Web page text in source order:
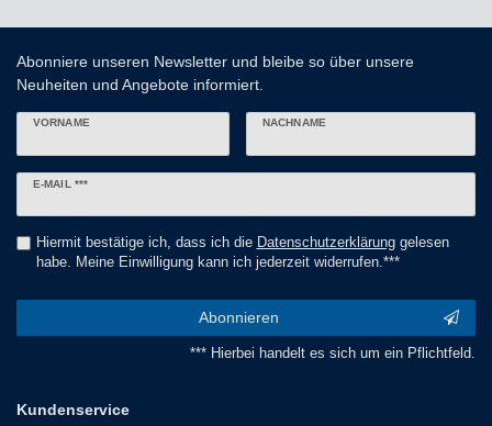
Abonniere unseren Newsletter und bleibe so über unsere
Neuheiten und Angebote informiert.
VORNAME NACHNAME
E-MAIL ***
Newsletter
Hiermit bestätige ich, dass ich die Daten­schutz­erklärunggelesen
habe. Meine Einwilligung kann ich jederzeit widerrufen.***
Abonnieren
*** Hierbei handelt es sich um ein Pflichtfeld.
Kundenservice